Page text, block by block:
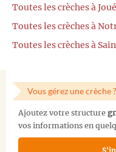
Toutes les crèches à
Toutes les crèches à
Toutes les crèches à
Vous gérez une crèche ?
Ajoutez votre structure
vos informations en